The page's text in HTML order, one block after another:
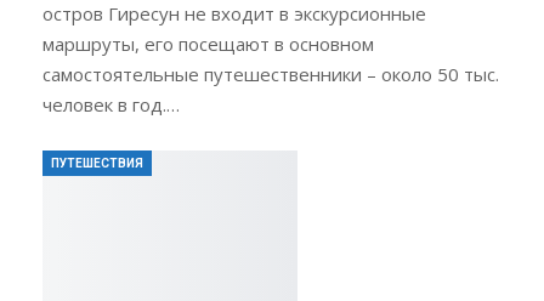
остров Гиресун не входит в экскурсионные
маршруты, его посещают в основном
самостоятельные путешественники – около 50 тыс.
человек в год.…
ПУТЕШЕСТВИЯ